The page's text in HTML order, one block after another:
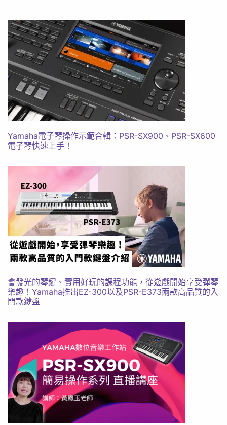
Yamaha電子琴操作示範合輯：PSR-SX900、PSR-SX600
電子琴快速上手！
會發光的琴鍵、實用好玩的課程功能，從遊戲開始享受彈琴
樂趣！Yamaha推出EZ-300以及PSR-E373兩款高品質的入
門款鍵盤